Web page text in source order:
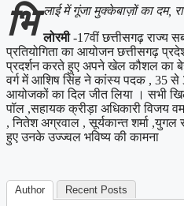
भि लाई में गूंजा मुक्केबाज़ों का दम,
लोरमी-17वीं छत्तीसगढ़ राज्य
प्रतियोगिता का आयोजन छत्तीसगढ़
प्रदर्शन करते हुए अपने खेल कौशल का
वर्ग में आशिष सिंह ने कांस्य पदक , 35 से
आयोजकों का दिल जीत लिया । सभी
पॉल ,सहायक क्रीड़ा अधिकारी विजय
, नितेश अग्रवाल , सूर्यकान्त शर्मा
हुए उनके उज्ज्वल भविष्य की कामना
Author Recent Posts